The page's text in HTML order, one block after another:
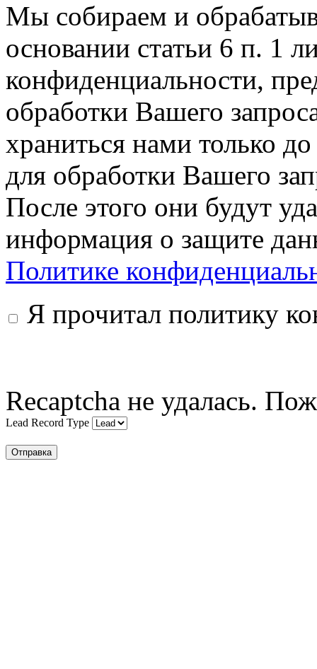
Мы собираем и
основании статьи 6 п. 1
конфиденциальности,
обработки Вашего
храниться нами только
для обработки Вашего
После этого они будут
информация о защите
Политике
Я прочитал политику
Recaptcha не удалась.
Lead Record Type
Отправка